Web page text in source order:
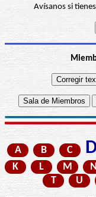
Avísanos si
A B C
K
L M N
T
U